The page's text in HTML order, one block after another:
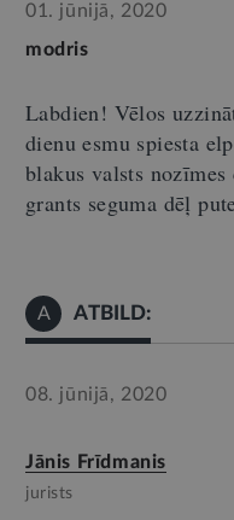
01. jūnijā, 2020
modris
Labdien! Vēlos
dienu esmu spiesta
blakus valsts
grants seguma dēļ
A ATBILD:
08. jūnijā, 2020
Jānis Frīdmanis
jurists